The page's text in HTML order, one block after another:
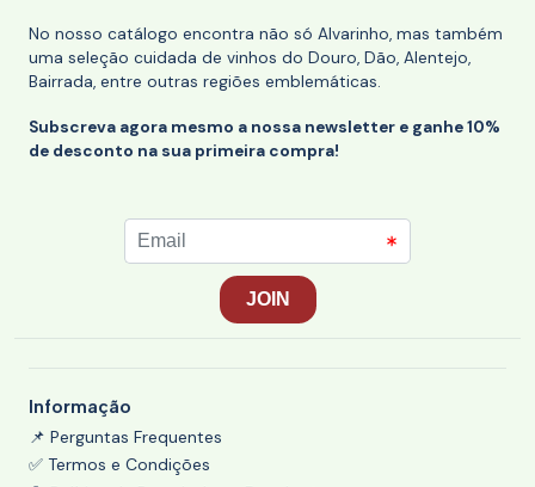
No nosso catálogo encontra não só Alvarinho, mas também
uma seleção cuidada de vinhos do Douro, Dão, Alentejo,
Bairrada, entre outras regiões emblemáticas.
Subscreva agora mesmo a nossa newsletter e ganhe 10%
de desconto na sua primeira compra!
Informação
📌 Perguntas Frequentes
✅ Termos e Condições